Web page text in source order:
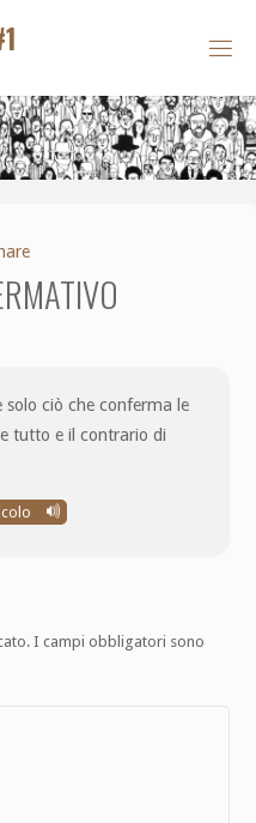
solo ciò che conferma le
tutto e il contrario di
I campi obbligatori sono